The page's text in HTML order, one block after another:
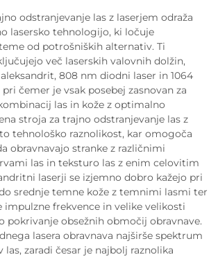
odstranjevanje las z laserjem odraža
lasersko tehnologijo, ki ločuje
od potrošniških alternativ. Ti
več laserskih valovnih dolžin,
808 nm diodni laser in 1064
pri čemer je vsak posebej zasnovan za
las in kože z optimalno
stroja za trajno odstranjevanje las z
tehnološko raznolikost, kar omogoča
obravnavajo stranke z različnimi
las in teksturo las z enim celovitim
laserji se izjemno dobro kažejo pri
srednje temne kože z temnimi lasmi ter
frekvence in velike velikosti
pokrivanje obsežnih območij obravnave.
lasera obravnava najširše spektrum
zaradi česar je najbolj raznolika